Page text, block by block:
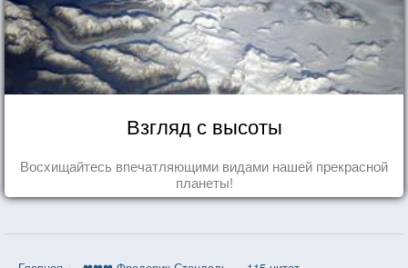
Взгляд с высоты
Восхищайтесь впечатляющими видами нашей прекрасной
планеты!